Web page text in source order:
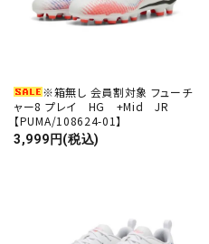
※箱無し 会員割対象 フューチ
ャー8 プレイ HG +Mid JR
【PUMA/108624-01】
3,999円(税込)